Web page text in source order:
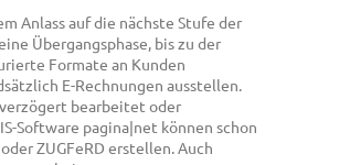
Anlass auf die nächste Stufe der
Übergangsphase, bis zu der
Formate an Kunden
E-Rechnungen ausstellen.
bearbeitet oder
Software pagina|net können schon
ZUGFeRD erstellen. Auch